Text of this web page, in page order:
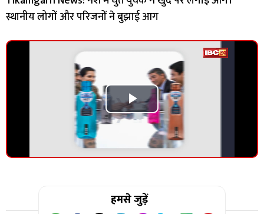
स्थानीय लोगों और परिजनों ने बुझाई आग
Play
Video
हमसे जुड़ें